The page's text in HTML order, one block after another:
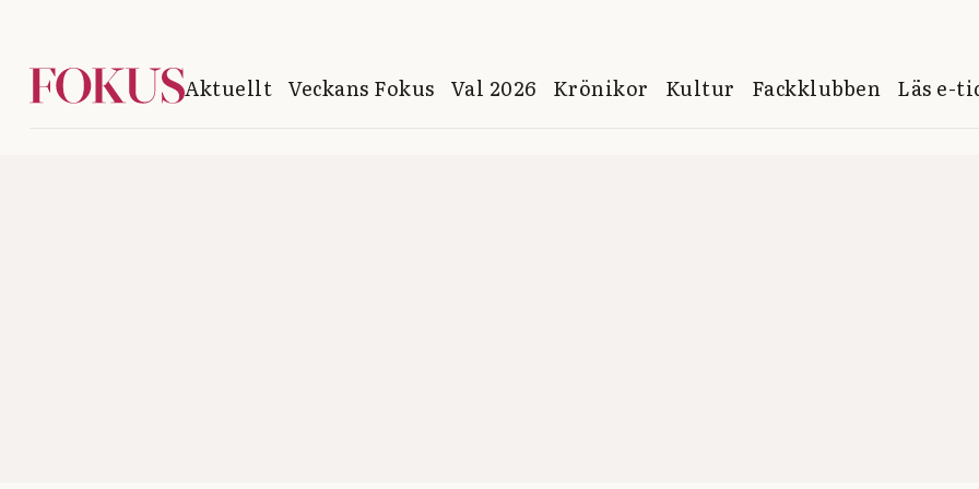
Aktuellt Veckans Fokus Val 2026 Krönikor Kultur Fackklubben Läs e-